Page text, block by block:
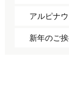
アルピナ
新年のご